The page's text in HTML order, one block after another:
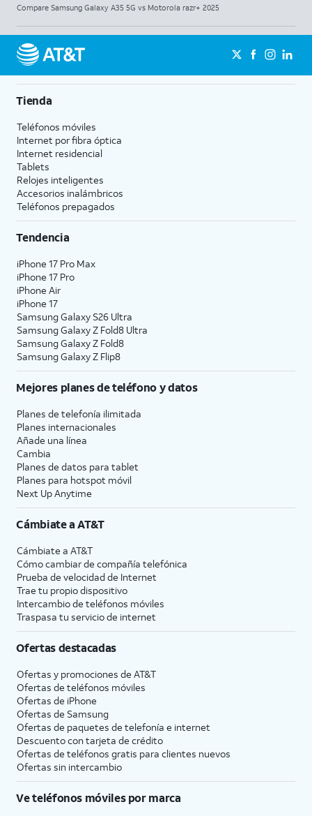
Compare Samsung Galaxy A35 5G vs Motorola razr+ 2025
Tienda
Teléfonos móviles
Internet por fibra óptica
Internet residencial
Tablets
Relojes inteligentes
Accesorios inalámbricos
Teléfonos prepagados
Tendencia
iPhone 17 Pro Max
iPhone 17 Pro
iPhone Air
iPhone 17
Samsung Galaxy S26 Ultra
Samsung Galaxy Z Fold8 Ultra
Samsung Galaxy Z Fold8
Samsung Galaxy Z Flip8
Mejores planes de teléfono y datos
Planes de telefonía ilimitada
Planes internacionales
Añade una línea
Cambia
Planes de datos para tablet
Planes para hotspot móvil
Next Up Anytime
Cámbiate aAT&T
Cámbiate a AT&T
Cómo cambiar de compañía telefónica
Prueba de velocidad de Internet
Trae tu propio dispositivo
Intercambio de teléfonos móviles
Traspasa tu servicio de internet
Ofertas destacadas
Ofertas y promociones de AT&T
Ofertas de teléfonos móviles
Ofertas de iPhone
Ofertas de Samsung
Ofertas de paquetes de telefonía e internet
Descuento con tarjeta de crédito
Ofertas de teléfonos gratis para clientes nuevos
Ofertas sin intercambio
Ve teléfonos móviles por marca